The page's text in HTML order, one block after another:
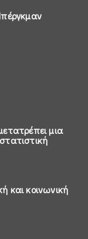
μια
και κοινωνική